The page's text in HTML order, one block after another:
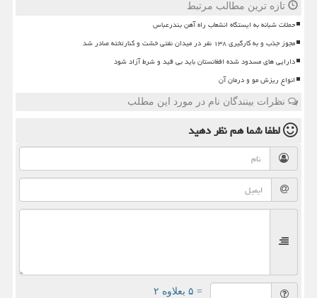
تازه ترین مطالب مرتبط
حملات شبانه به ایستگاه انشعاب راه آهن بندرعباس
مجوز جذب و به کارگیری ۱۳۸ نفر در میدان نفتی خشت و کنارتخته صادر شد
دارایی های مسدود شده افغانستان باید بی قید و شرط آزاد شود
انواع ریزش مو و درمان آن
نظرات بینندگان نام در مورد این مطلب
لطفا شما همنظر دهید
= ۵ بعلاوه ۲